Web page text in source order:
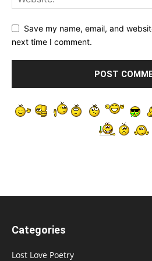
Save my name, email, and
next time I comment.
Categories
Lost Love Poetry